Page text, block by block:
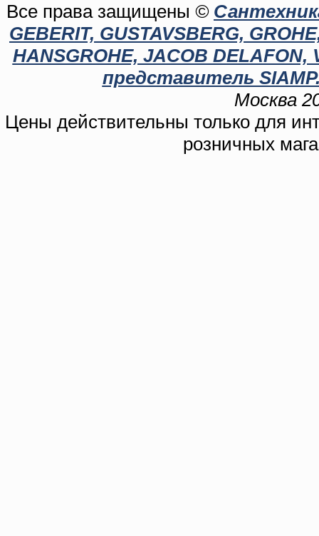
Все права защищены ©
GEBERIT, GUSTAVSBERG,
HANSGROHE, JACOB
представитель
Москва
Цены действительны только для
розничных